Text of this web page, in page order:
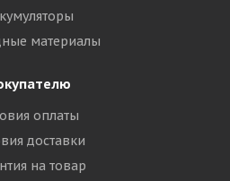
материалы
оплаты
доставки
на товар